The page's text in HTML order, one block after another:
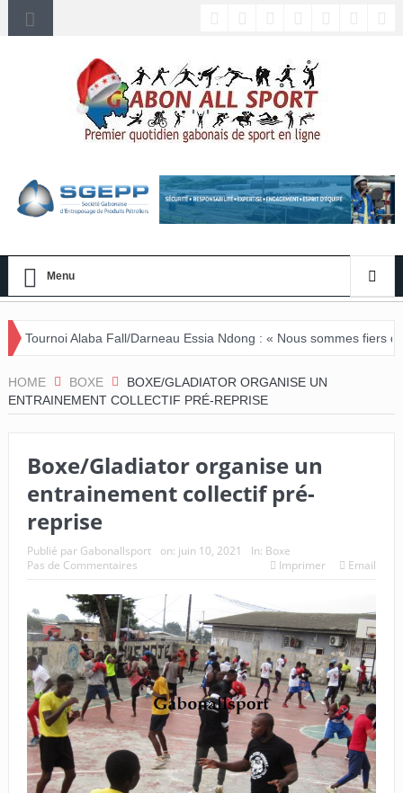
Menu
Darneau Essia Ndong : « Nous sommes fiers du parcours de nos
HOME BOXE
BOXE/GLADIATOR ORGANISE UN
ENTRAINEMENT COLLECTIF PRÉ-REPRISE
Boxe/Gladiator organise un
entrainement collectif pré-
reprise
Publié par Gabonallsport on: juin 10, 2021 In: Boxe
Pas de Commentaires
Imprimer Email